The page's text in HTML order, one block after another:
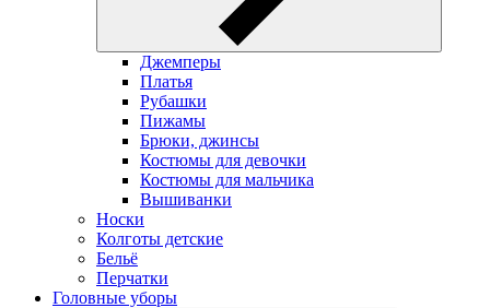
Джемперы
Платья
Рубашки
Пижамы
Брюки, джинсы
Костюмы для девочки
Костюмы для мальчика
Вышиванки
Носки
Колготы детские
Бельё
Перчатки
Головные уборы